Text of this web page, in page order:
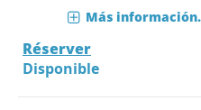
Más
Réserver
Disponible